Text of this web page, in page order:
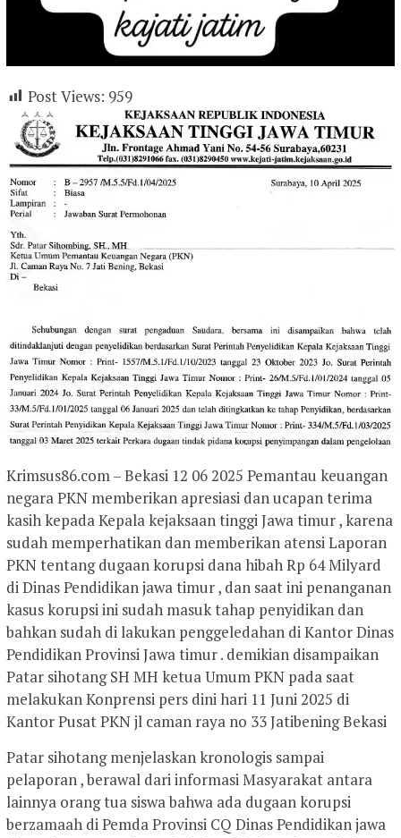
Post Views: 959
Krimsus86.com – Bekasi 12 06 2025 Pemantau keuangan
negara PKN memberikan apresiasi dan ucapan terima
kasih kepada Kepala kejaksaan tinggi Jawa timur , karena
sudah memperhatikan dan memberikan atensi Laporan
PKN tentang dugaan korupsi dana hibah Rp 64 Milyard
di Dinas Pendidikan jawa timur , dan saat ini penanganan
kasus korupsi ini sudah masuk tahap penyidikan dan
bahkan sudah di lakukan penggeledahan di Kantor Dinas
Pendidikan Provinsi Jawa timur . demikian disampaikan
Patar sihotang SH MH ketua Umum PKN pada saat
melakukan Konprensi pers dini hari 11 Juni 2025 di
Kantor Pusat PKN jl caman raya no 33 Jatibening Bekasi
Patar sihotang menjelaskan kronologis sampai
pelaporan , berawal dari informasi Masyarakat antara
lainnya orang tua siswa bahwa ada dugaan korupsi
berzamaah di Pemda Provinsi CQ Dinas Pendidikan jawa